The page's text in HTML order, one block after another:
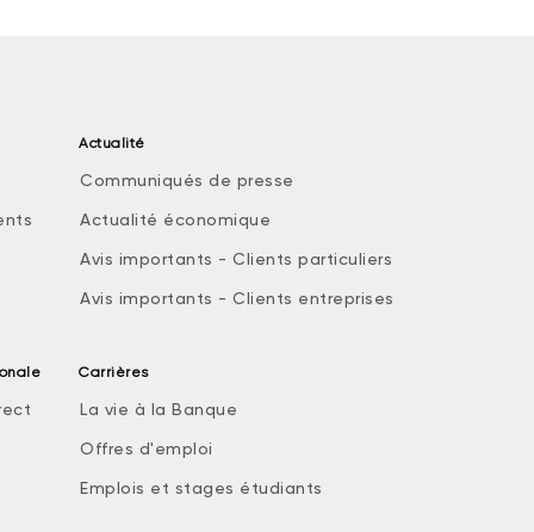
Actualité
Communiqués de presse
Actualité économique
Avis importants - Clients particuliers
Avis importants - Clients entreprises
Carrières
La vie à la Banque
Offres d'emploi
Emplois et stages étudiants